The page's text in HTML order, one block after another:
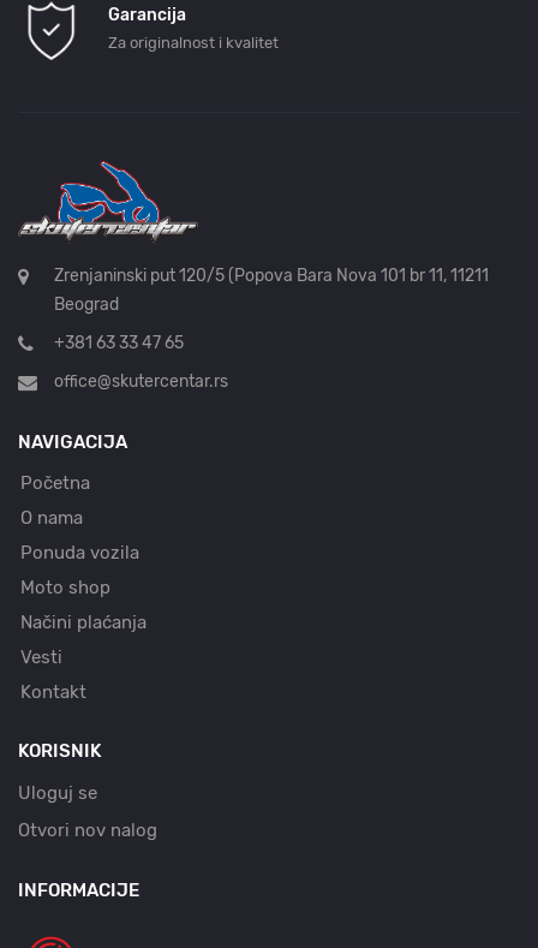
Garancija
Za originalnost i kvalitet
Zrenjaninski put 120/5 (Popova Bara Nova 101 br 11, 11211
Beograd
+381 63 33 47 65
office@skutercentar.rs
NAVIGACIJA
Početna
O nama
Ponuda vozila
Moto shop
Načini plaćanja
Vesti
Kontakt
KORISNIK
Uloguj se
Otvori nov nalog
INFORMACIJE